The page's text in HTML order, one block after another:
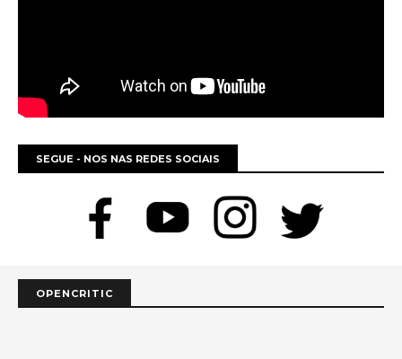
SEGUE - NOS NAS REDES SOCIAIS
OPENCRITIC